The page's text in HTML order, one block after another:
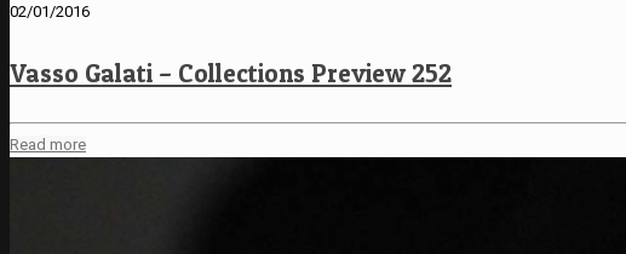
02/01/2016
Vasso Galati – Collections Preview 252
Read more